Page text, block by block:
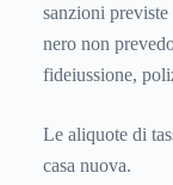
sanzioni
nero non
fideiussione,
Le aliquote di
casa nuova.